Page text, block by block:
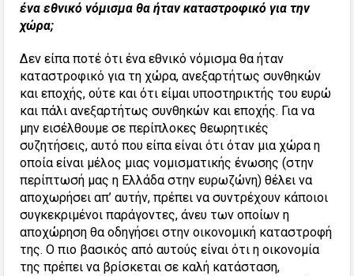
ένα εθνικό νόμισμα θα ήταν καταστροφικό για την
χώρα;
Δεν είπα ποτέ ότι ένα εθνικό νόμισμα θα ήταν
καταστροφικό για τη χώρα, ανεξαρτήτως συνθηκών
και εποχής, ούτε και ότι είμαι υποστηρικτής του ευρώ
και πάλι ανεξαρτήτως συνθηκών και εποχής. Για να
μην εισέλθουμε σε περίπλοκες θεωρητικές
συζητήσεις, αυτό που είπα είναι ότι όταν μια χώρα η
οποία είναι μέλος μιας νομισματικής ένωσης (στην
περίπτωσή μας η Ελλάδα στην ευρωζώνη) θέλει να
αποχωρήσει απ’ αυτήν, πρέπει να συντρέχουν κάποιοι
συγκεκριμένοι παράγοντες, άνευ των οποίων η
αποχώρηση θα οδηγήσει στην οικονομική καταστροφή
της. Ο πιο βασικός από αυτούς είναι ότι η οικονομία
της πρέπει να βρίσκεται σε καλή κατάσταση,